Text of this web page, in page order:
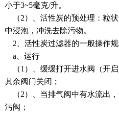
小于3~5毫克/升。
（2）、活性炭的预处理：粒
中浸泡，冲洗去除污物。
2、活性炭过滤器的一般操作
a、运行
（1）、缓缓打开进水阀（开启
其余阀门关闭；
（2）、当排气阀中有水流出
污阀；